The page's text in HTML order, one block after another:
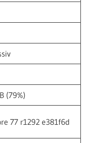
(79%)
77 r1292 e381f6d